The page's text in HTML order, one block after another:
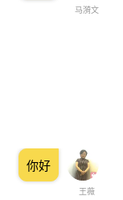
马漪文
王薇
你好